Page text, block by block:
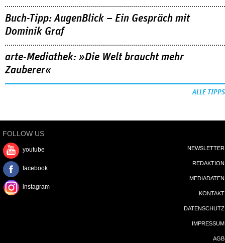
Buch-Tipp: AugenBlick – Ein Gespräch mit
Dominik Graf
arte-Mediathek: »Die Welt braucht mehr
Zauberer«
ALLE TIPPS
FOLLOW US
youtube
facebook
instagram
NEWSLETTER
REDAKTION
MEDIADATEN
KONTAKT
DATENSCHUTZ
IMPRESSUM
AGB